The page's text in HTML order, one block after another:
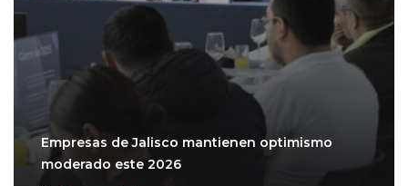
Empresas de Jalisco mantienen optimismo
moderado este 2026